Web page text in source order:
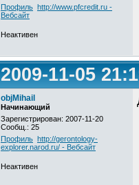
Профиль http://www.pfcredit.ru -
Вебсайт
Неактивен
2009-11-05
objMihail
Начинающий
Зарегистрирован: 2007-11-20
Сообщ.: 25
Профиль http://gerontology-
explorer.narod.ru/ - Вебсайт
Неактивен